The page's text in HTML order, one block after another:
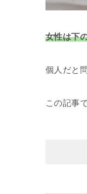
女性は下
個人だと
この記事